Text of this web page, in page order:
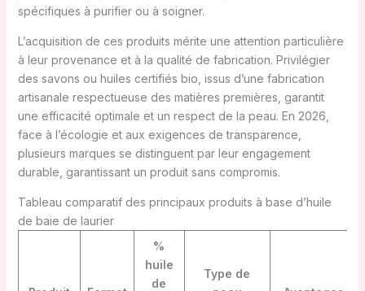
spécifiques à purifier ou à soigner.
L’acquisition de ces produits mérite une attention particulière
à leur provenance et à la qualité de fabrication. Privilégier
des savons ou huiles certifiés bio, issus d’une fabrication
artisanale respectueuse des matières premières, garantit
une efficacité optimale et un respect de la peau. En 2026,
face à l’écologie et aux exigences de transparence,
plusieurs marques se distinguent par leur engagement
durable, garantissant un produit sans compromis.
Tableau comparatif des principaux produits à base d’huile
de baie de laurier
%
huile
de
Type de